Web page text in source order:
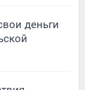
деньги